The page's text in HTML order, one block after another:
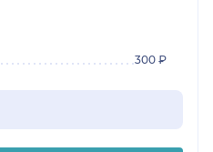
300 ₽